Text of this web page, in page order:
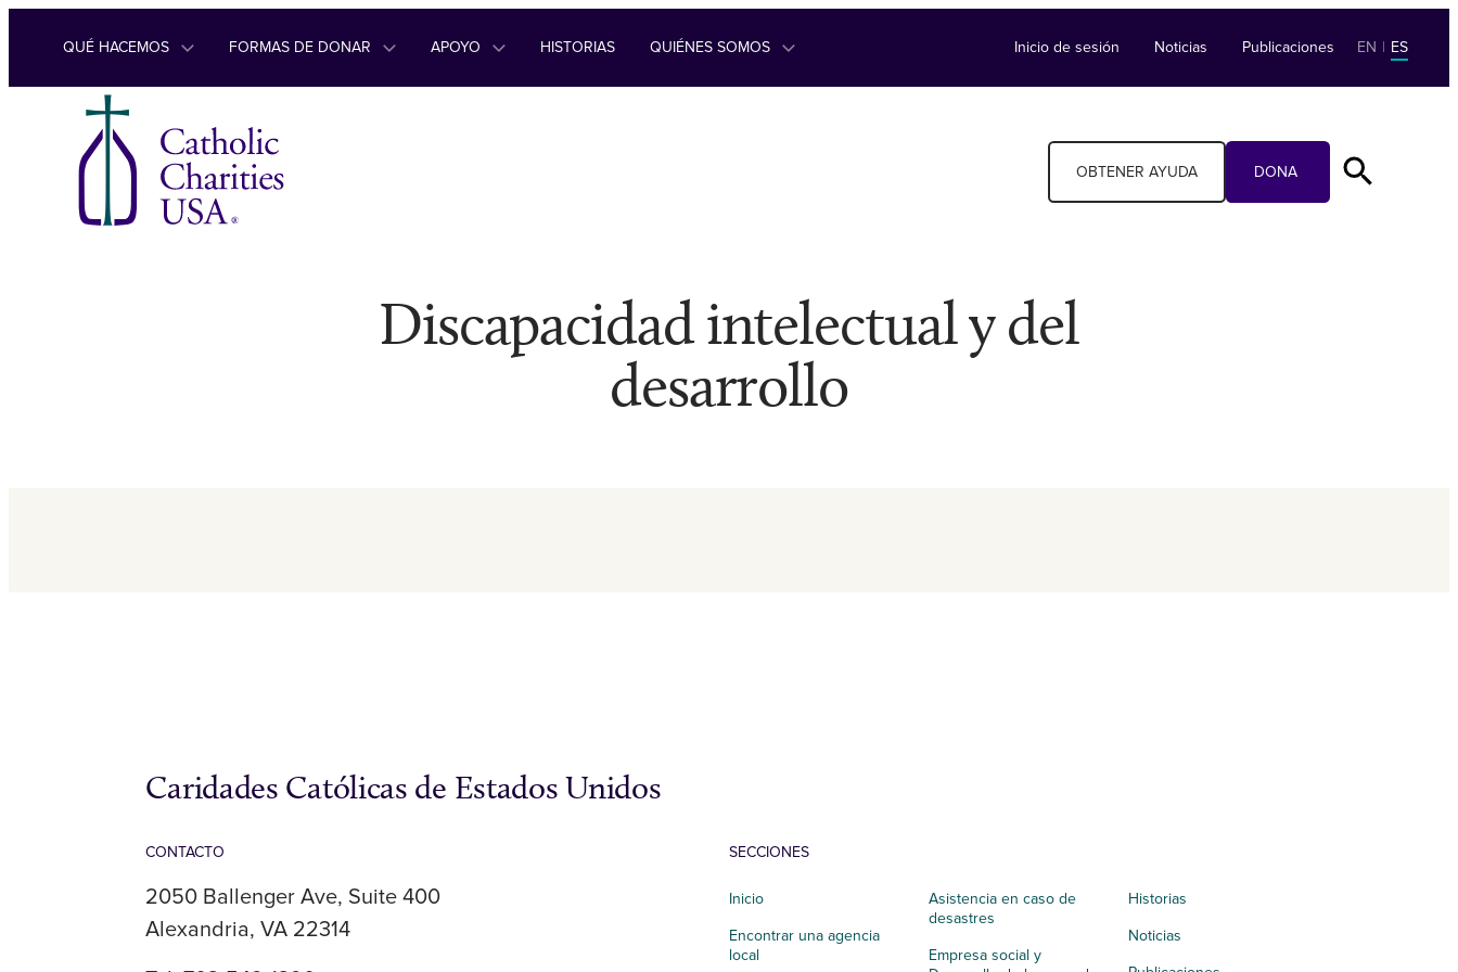
Ir al contenido
QUÉ HACEMOS FORMAS DE DONAR APOYO HISTORIAS QUIÉNES SOMOS Inicio de sesión Noticias Publicaciones EN | ES
OBTENER AYUDA DONA
Discapacidad intelectual y del
desarrollo
Caridades Católicas de Estados Unidos
CONTACTO
2050 Ballenger Ave, Suite 400
Alexandria, VA 22314
SECCIONES
Inicio
Encontrar una agencia
local
Asistencia en caso de
desastres
Empresa social y
Historias
Noticias